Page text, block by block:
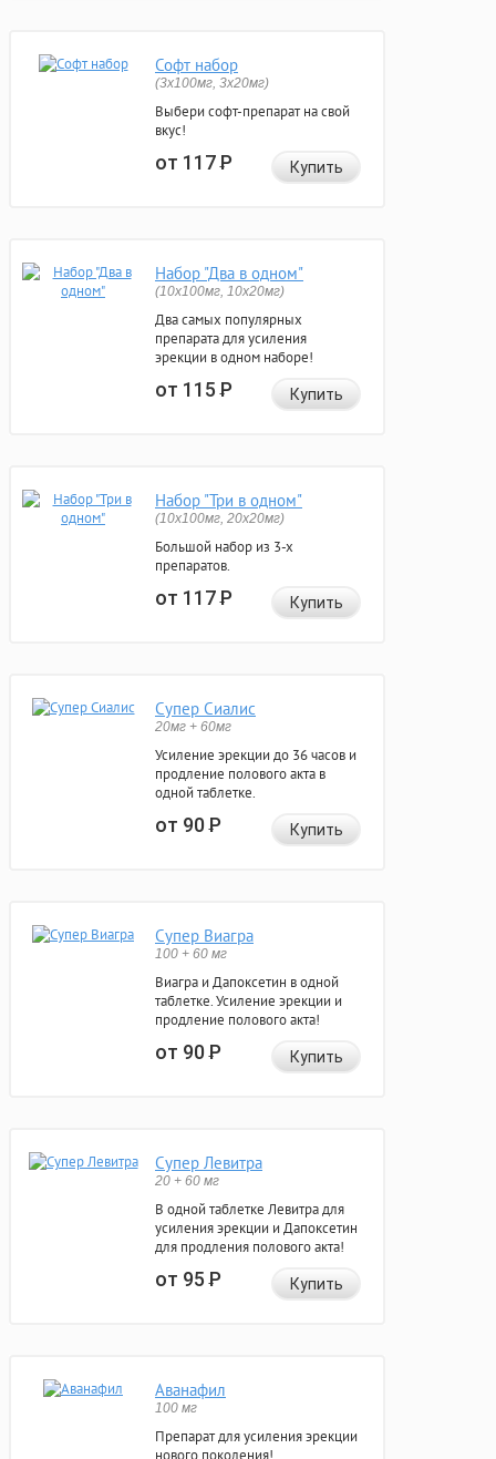
Софт набор
(3x100мг, 3x20мг)
Выбери софт-препарат на свой
вкус!
от 117Р Купить
Набор "Два в одном"
(10x100мг, 10x20мг)
Два самых популярных
препарата для усиления
эрекции в одном наборе!
от 115Р Купить
Набор "Три в одном"
(10x100мг, 20x20мг)
Большой набор из 3-х
препаратов.
от 117Р Купить
Супер Сиалис
20мг + 60мг
Усиление эрекции до 36 часов и
продление полового акта в
одной таблетке.
от 90Р Купить
Супер Виагра
100 + 60 мг
Виагра и Дапоксетин в одной
таблетке. Усиление эрекции и
продление полового акта!
от 90Р Купить
Супер Левитра
20 + 60 мг
В одной таблетке Левитра для
усиления эрекции и Дапоксетин
для продления полового акта!
от 95Р Купить
Аванафил
100 мг
Препарат для усиления эрекции